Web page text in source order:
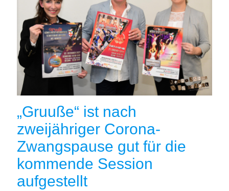
„Gruuße“ ist nach
zweijähriger Corona-
Zwangspause gut für die
kommende Session
aufgestellt